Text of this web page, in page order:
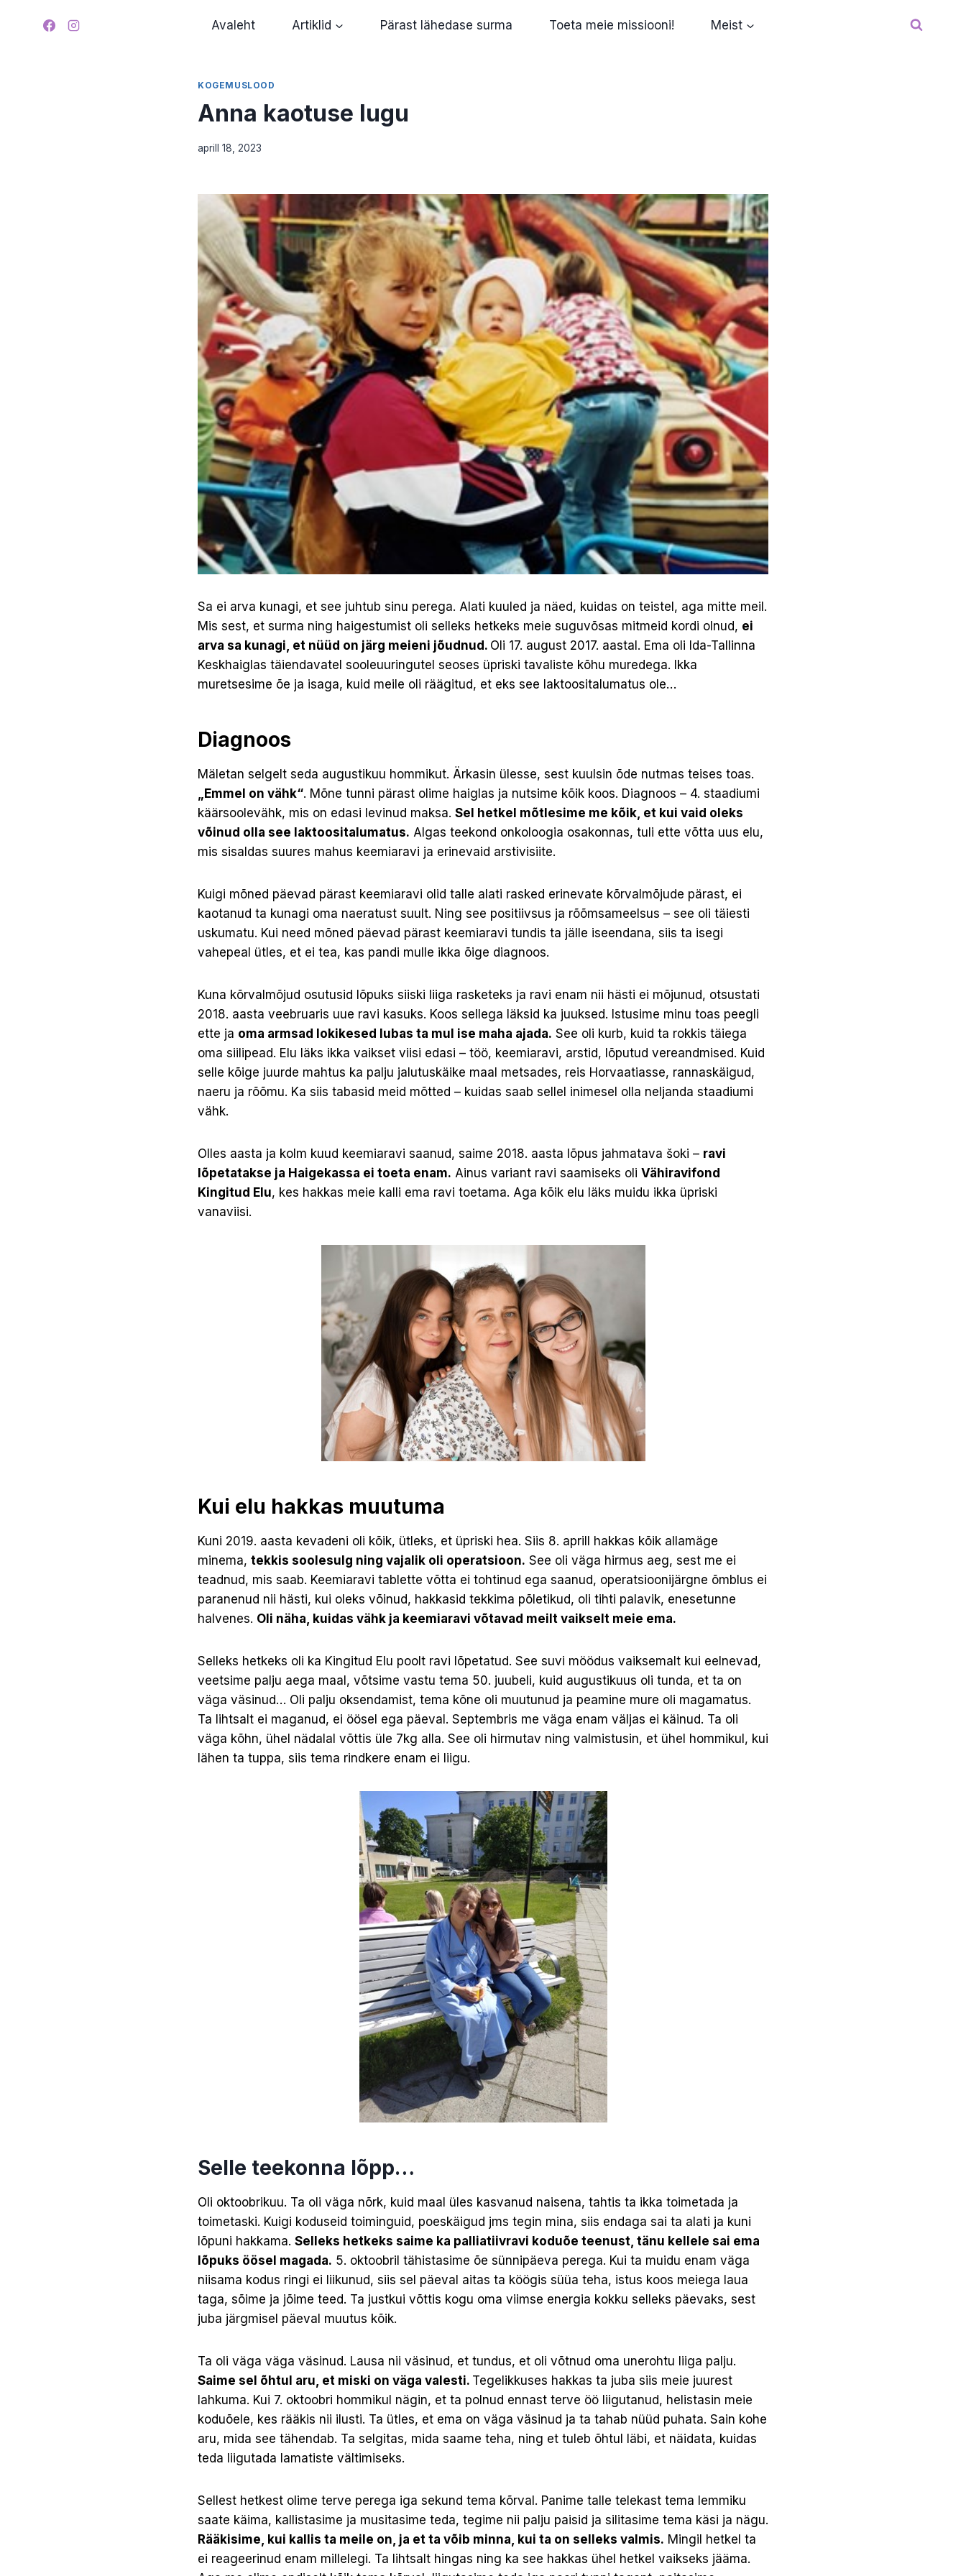
Avaleht Artiklid Pärast lähedase surma Toeta meie missiooni! Meist
KOGEMUSLOOD
Anna kaotuse lugu
aprill 18, 2023
Sa ei arva kunagi, et see juhtub sinu perega. Alati kuuled ja näed, kuidas on teistel, aga mitte meil.
Mis sest, et surma ning haigestumist oli selleks hetkeks meie suguvõsas mitmeid kordi olnud, ei
arva sa kunagi, et nüüd on järg meieni jõudnud. Oli 17. august 2017. aastal. Ema oli Ida-Tallinna
Keskhaiglas täiendavatel sooleuuringutel seoses üpriski tavaliste kõhu muredega. Ikka
muretsesime õe ja isaga, kuid meile oli räägitud, et eks see laktoositalumatus ole…
Diagnoos
Mäletan selgelt seda augustikuu hommikut. Ärkasin ülesse, sest kuulsin õde nutmas teises toas.
„Emmel on vähk“. Mõne tunni pärast olime haiglas ja nutsime kõik koos. Diagnoos – 4. staadiumi
käärsoolevähk, mis on edasi levinud maksa. Sel hetkel mõtlesime me kõik, et kui vaid oleks
võinud olla see laktoositalumatus. Algas teekond onkoloogia osakonnas, tuli ette võtta uus elu,
mis sisaldas suures mahus keemiaravi ja erinevaid arstivisiite.
Kuigi mõned päevad pärast keemiaravi olid talle alati rasked erinevate kõrvalmõjude pärast, ei
kaotanud ta kunagi oma naeratust suult. Ning see positiivsus ja rõõmsameelsus – see oli täiesti
uskumatu. Kui need mõned päevad pärast keemiaravi tundis ta jälle iseendana, siis ta isegi
vahepeal ütles, et ei tea, kas pandi mulle ikka õige diagnoos.
Kuna kõrvalmõjud osutusid lõpuks siiski liiga rasketeks ja ravi enam nii hästi ei mõjunud, otsustati
2018. aasta veebruaris uue ravi kasuks. Koos sellega läksid ka juuksed. Istusime minu toas peegli
ette ja oma armsad lokikesed lubas ta mul ise maha ajada. See oli kurb, kuid ta rokkis täiega
oma siilipead. Elu läks ikka vaikset viisi edasi – töö, keemiaravi, arstid, lõputud vereandmised. Kuid
selle kõige juurde mahtus ka palju jalutuskäike maal metsades, reis Horvaatiasse, rannaskäigud,
naeru ja rõõmu. Ka siis tabasid meid mõtted – kuidas saab sellel inimesel olla neljanda staadiumi
vähk.
Olles aasta ja kolm kuud keemiaravi saanud, saime 2018. aasta lõpus jahmatava šoki – ravi
lõpetatakse ja Haigekassa ei toeta enam. Ainus variant ravi saamiseks oli Vähiravifond
Kingitud Elu, kes hakkas meie kalli ema ravi toetama. Aga kõik elu läks muidu ikka üpriski
vanaviisi.
Kui elu hakkas muutuma
Kuni 2019. aasta kevadeni oli kõik, ütleks, et üpriski hea. Siis 8. aprill hakkas kõik allamäge
minema, tekkis soolesulg ning vajalik oli operatsioon. See oli väga hirmus aeg, sest me ei
teadnud, mis saab. Keemiaravi tablette võtta ei tohtinud ega saanud, operatsioonijärgne õmblus ei
paranenud nii hästi, kui oleks võinud, hakkasid tekkima põletikud, oli tihti palavik, enesetunne
halvenes. Oli näha, kuidas vähk ja keemiaravi võtavad meilt vaikselt meie ema.
Selleks hetkeks oli ka Kingitud Elu poolt ravi lõpetatud. See suvi möödus vaiksemalt kui eelnevad,
veetsime palju aega maal, võtsime vastu tema 50. juubeli, kuid augustikuus oli tunda, et ta on
väga väsinud… Oli palju oksendamist, tema kõne oli muutunud ja peamine mure oli magamatus.
Ta lihtsalt ei maganud, ei öösel ega päeval. Septembris me väga enam väljas ei käinud. Ta oli
väga kõhn, ühel nädalal võttis üle 7kg alla. See oli hirmutav ning valmistusin, et ühel hommikul, kui
lähen ta tuppa, siis tema rindkere enam ei liigu.
Selle teekonna lõpp…
Oli oktoobrikuu. Ta oli väga nõrk, kuid maal üles kasvanud naisena, tahtis ta ikka toimetada ja
toimetaski. Kuigi koduseid toiminguid, poeskäigud jms tegin mina, siis endaga sai ta alati ja kuni
lõpuni hakkama. Selleks hetkeks saime ka palliatiivravi koduõe teenust, tänu kellele sai ema
lõpuks öösel magada. 5. oktoobril tähistasime õe sünnipäeva perega. Kui ta muidu enam väga
niisama kodus ringi ei liikunud, siis sel päeval aitas ta köögis süüa teha, istus koos meiega laua
taga, sõime ja jõime teed. Ta justkui võttis kogu oma viimse energia kokku selleks päevaks, sest
juba järgmisel päeval muutus kõik.
Ta oli väga väga väsinud. Lausa nii väsinud, et tundus, et oli võtnud oma unerohtu liiga palju.
Saime sel õhtul aru, et miski on väga valesti. Tegelikkuses hakkas ta juba siis meie juurest
lahkuma. Kui 7. oktoobri hommikul nägin, et ta polnud ennast terve öö liigutanud, helistasin meie
koduõele, kes rääkis nii ilusti. Ta ütles, et ema on väga väsinud ja ta tahab nüüd puhata. Sain kohe
aru, mida see tähendab. Ta selgitas, mida saame teha, ning et tuleb õhtul läbi, et näidata, kuidas
teda liigutada lamatiste vältimiseks.
Sellest hetkest olime terve perega iga sekund tema kõrval. Panime talle telekast tema lemmiku
saate käima, kallistasime ja musitasime teda, tegime nii palju paisid ja silitasime tema käsi ja nägu.
Rääkisime, kui kallis ta meile on, ja et ta võib minna, kui ta on selleks valmis. Mingil hetkel ta
ei reageerinud enam millelegi. Ta lihtsalt hingas ning ka see hakkas ühel hetkel vaikseks jääma.